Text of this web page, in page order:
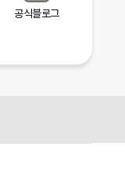
공식블로그